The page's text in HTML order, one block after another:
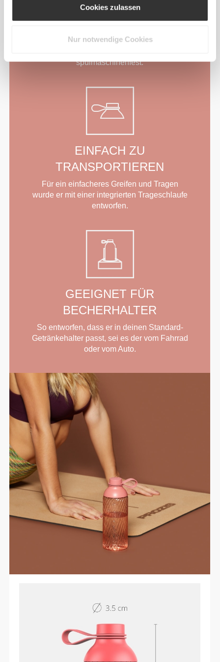
Cookies zulassen
Nur notwendige Cookies
Unser spezieller BPA-freier Shaker ändert
nicht den Geschmack deiner Getränke und
niemand ein Getränk mit Plastikgeschmack
spülmaschinenfest.
EINFACH ZU
TRANSPORTIEREN
Für ein einfacheres Greifen und Tragen
wurde er mit einer integrierten Trageschlaufe
entworfen.
GEEIGNET FÜR
BECHERHALTER
So entworfen, dass er in deinen Standard-
Getränkehalter passt, sei es der vom Fahrrad
oder vom Auto.